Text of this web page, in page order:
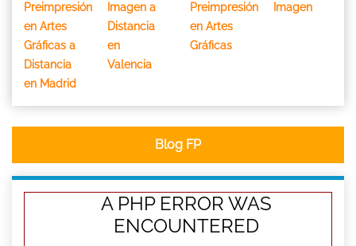
Preimpresión
en Artes
Gráficas a
Distancia
en Madrid
Imagen a
Distancia
en
Valencia
Preimpresión
en Artes
Gráficas
Imagen
Blog FP
A PHP ERROR WAS
ENCOUNTERED